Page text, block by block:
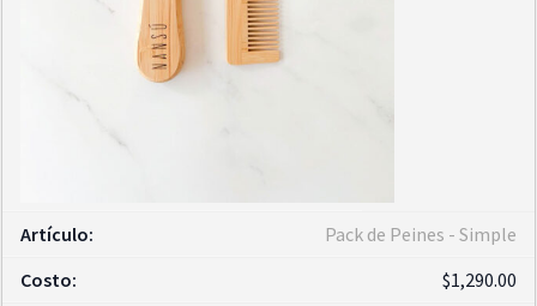
Pack de Peines - Simple
$1,290.00